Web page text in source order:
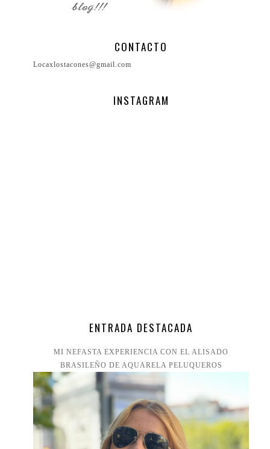
CONTACTO
Locaxlostacones@gmail.com
INSTAGRAM
ENTRADA DESTACADA
MI NEFASTA EXPERIENCIA CON EL ALISADO
BRASILEÑO DE AQUARELA PELUQUEROS